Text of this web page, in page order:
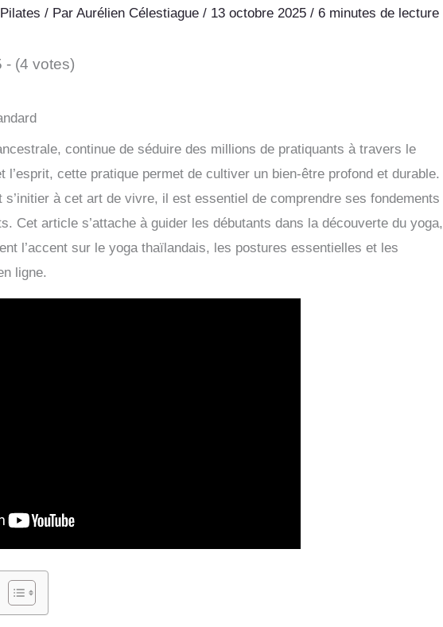
Pilates / ParAurélien Célestiague/ 13 octobre 2025/6 minutes de lecture
- (4 votes)
continue de séduire des millions de pratiquants à travers le
l’esprit, cette pratique permet de cultiver un bien-être profond et durable.
s’initier à cet art de vivre, il est essentiel de comprendre ses fondements
Cet article s’attache à guider les débutants dans la découverte du yoga,
l’accent sur le yoga thaïlandais, les postures essentielles et les
ligne.